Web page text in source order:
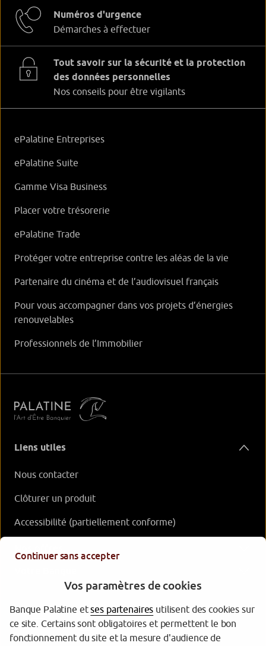
Numéros d'urgence
Démarches à effectuer
Tout savoir sur la sécurité et la protection
des données personnelles
Nos conseils pour être vigilants
ePalatine Entreprises
ePalatine Suite
Gamme Visa Business
Placer votre trésorerie
ePalatine Trade
Protéger votre entreprise contre les aléas de la vie
Partenaire du cinéma et de l’audiovisuel français
Pour vous accompagner dans vos projets d’énergies
renouvelables
Professionnels de l’Immobilier
Liens utiles
Nous contacter
Clôturer un produit
Accessibilité (partiellement conforme)
Continuer sans accepter
Vos paramètres de cookies
Banque Palatine etses partenaires utilisent des cookies sur
ce site. Certains sont obligatoires et permettent le bon
fonctionnement du site et la mesure d'audience de